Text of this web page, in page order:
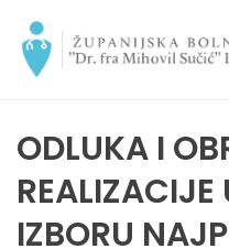
ODLUKA I
IZBORU